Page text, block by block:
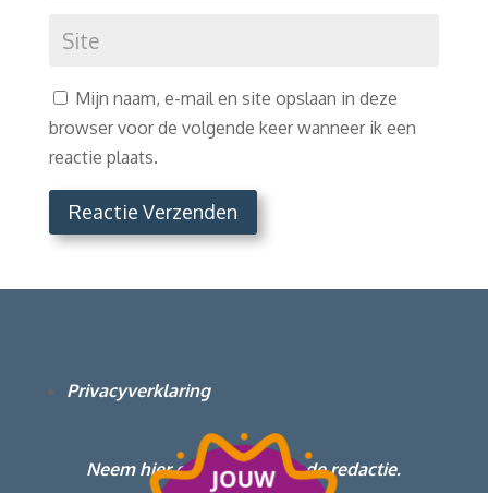
Mijn naam, e-mail en site opslaan in deze
browser voor de volgende keer wanneer ik een
reactie plaats.
Reactie Verzenden
Privacyverklaring
Neem hier contact op met de redactie.